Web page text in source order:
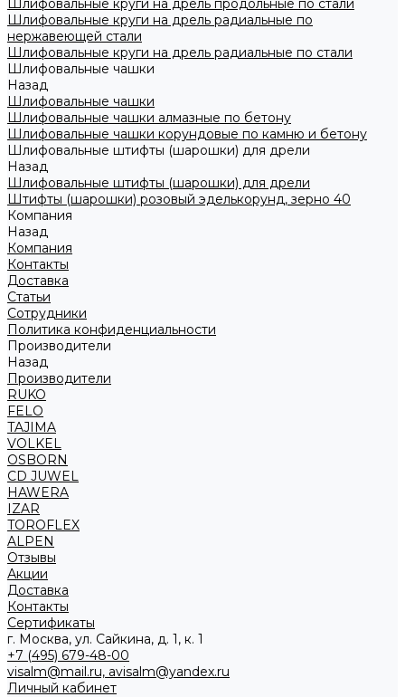
Шлифовальные круги на дрель продольные по стали
Шлифовальные круги на дрель радиальные по
нержавеющей стали
Шлифовальные круги на дрель радиальные по стали
Шлифовальные чашки
Назад
Шлифовальные чашки
Шлифовальные чашки алмазные по бетону
Шлифовальные чашки корундовые по камню и бетону
Шлифовальные штифты (шарошки) для дрели
Назад
Шлифовальные штифты (шарошки) для дрели
Штифты (шарошки) розовый эделькорунд, зерно 40
Компания
Назад
Компания
Контакты
Доставка
Статьи
Сотрудники
Политика конфиденциальности
Производители
Назад
Производители
RUKO
FELO
TAJIMA
VOLKEL
OSBORN
CD JUWEL
HAWERA
IZAR
TOROFLEX
ALPEN
Отзывы
Акции
Доставка
Контакты
Сертификаты
г. Москва, ул. Сайкина, д. 1, к. 1
+7 (495) 679-48-00
visalm@mail.ru, avisalm@yandex.ru
Личный кабинет